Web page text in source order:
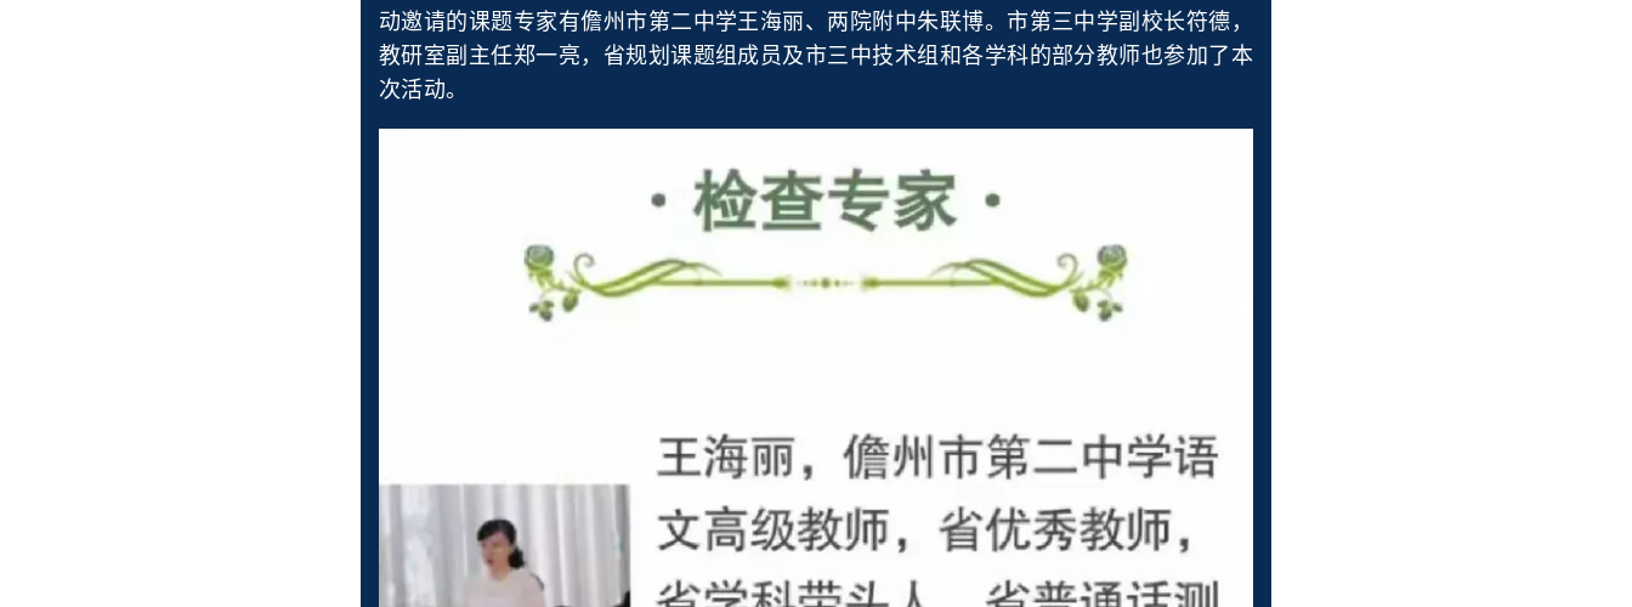
动邀请的课题专家有儋州市第二中学王海丽、两院附中朱联博。市第三中学副校长符德，
教研室副主任郑一亮，省规划课题组成员及市三中技术组和各学科的部分教师也参加了本
次活动。